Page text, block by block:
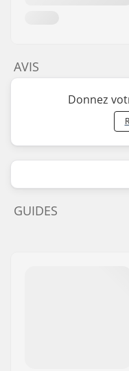
AVIS
Donnez
GUIDES